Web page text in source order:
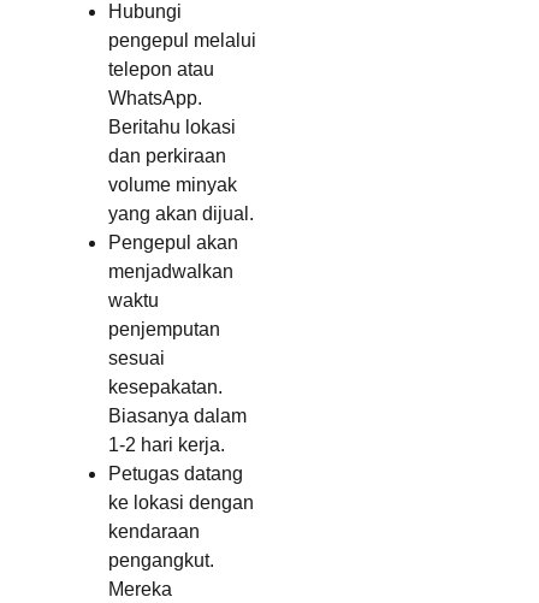
Hubungi
pengepul melalui
telepon atau
WhatsApp.
Beritahu lokasi
dan perkiraan
volume minyak
yang akan dijual.
Pengepul akan
menjadwalkan
waktu
penjemputan
sesuai
kesepakatan.
Biasanya dalam
1-2 hari kerja.
Petugas datang
ke lokasi dengan
kendaraan
pengangkut.
Mereka